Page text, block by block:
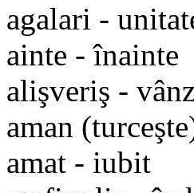
agalari -
ainte - înainte
alişveriş -
aman
amat - iubit